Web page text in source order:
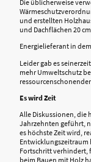
Die üblicherweise
und erstellten
und Dachflächen 20
Energielieferant in
Leider gab es
mehr Umweltschutz
Es wird Zeit
Alle Diskussionen, die
Jahrzehnten geführt,
es höchste Zeit wird,
Entwicklungszeitraum
Fortschritt verhindert,
beim Bauen mit Holz